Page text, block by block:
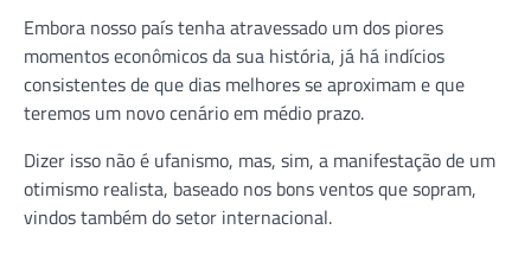
Embora nosso país tenha atravessado um dos piores
momentos econômicos da sua história, já há indícios
consistentes de que dias melhores se aproximam e que
teremos um novo cenário em médio prazo.
Dizer isso não é ufanismo, mas, sim, a manifestação de um
otimismo realista, baseado nos bons ventos que sopram,
vindos também do setor internacional.